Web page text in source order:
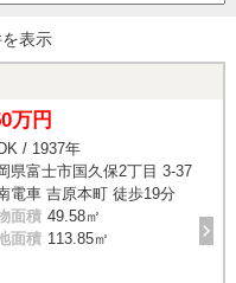
表示
万円
/ 1937年
県富士市国久保2丁目 3-37
電車 吉原本町 徒歩19分
面積 49.58㎡
面積 113.85㎡